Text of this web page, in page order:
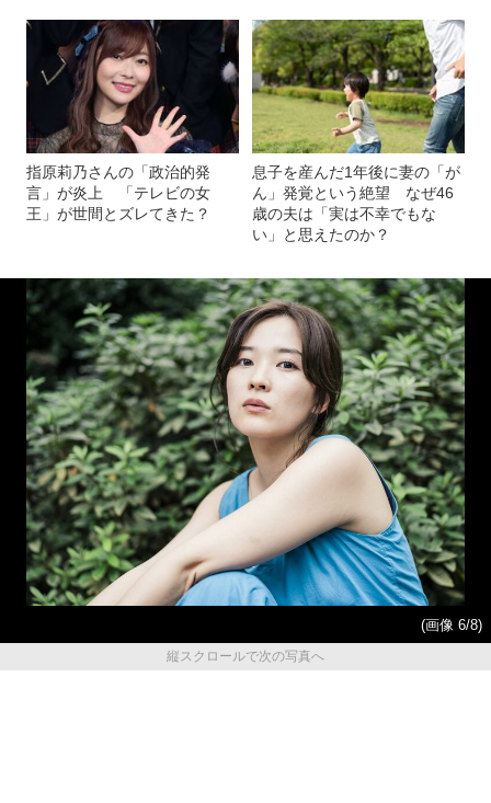
指原莉乃さんの「政治的発
言」が炎上 「テレビの女
王」が世間とズレてきた？
息子を産んだ1年後に妻の「が
ん」発覚という絶望 なぜ46
歳の夫は「実は不幸でもな
い」と思えたのか？
(画像 6/8)
縦スクロールで次の写真へ